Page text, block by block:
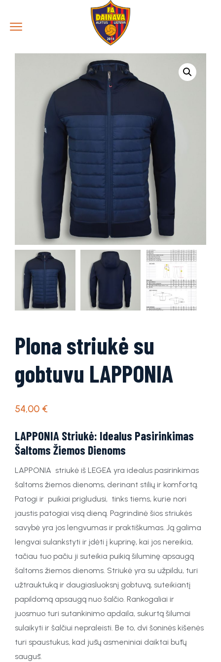
Plona striukė su
gobtuvu LAPPONIA
54,00 €
LAPPONIA Striukė: Idealus Pasirinkimas
Šaltoms Žiemos Dienoms
LAPPONIA striukė iš LEGEA yra idealus pasirinkimas
šaltoms žiemos dienoms, derinant stilių ir komfortą.
Patogi ir puikiai prigludusi, tinks tiems, kurie nori
jaustis patogiai visą dieną. Pagrindinė šios striukės
savybė yra jos lengvumas ir praktiškumas. Ją galima
lengvai sulankstyti ir įdėti į kuprinę, kai jos nereikia,
tačiau tuo pačiu ji suteikia puikią šiluminę apsaugą
šaltoms žiemos dienoms. Striukė yra su užpildu, turi
užtrauktuką ir daugiasluoksnį gobtuvą, suteikiantį
papildomą apsaugą nuo šalčio. Rankogaliai ir
juosmuo turi sutankinimo apdaila, sukurtą šilumai
sulaikyti ir šalčiui nepraleisti. Be to, dvi šoninės kišenės
turi spaustukus, kad jūsų asmeniniai daiktai būtų
saugūs.